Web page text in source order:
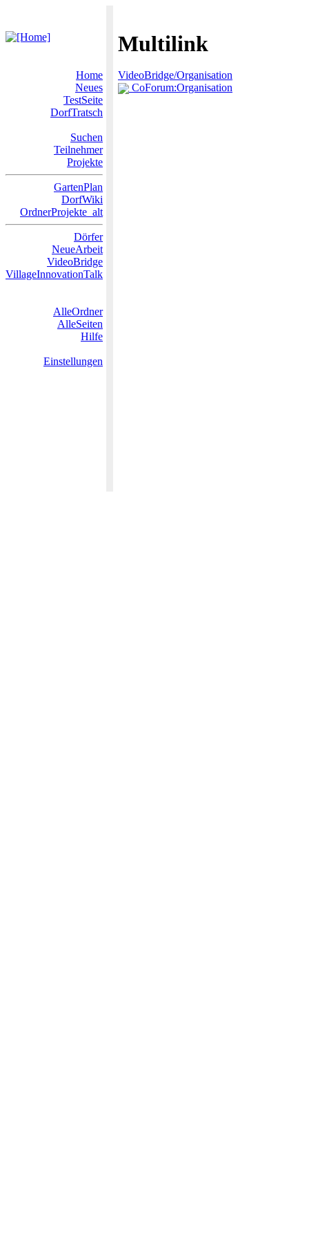
Multilink
Home
Neues
TestSeite
DorfTratsch
Suchen
Teilnehmer
Projekte
GartenPlan
DorfWiki
OrdnerProjekte_alt
Dörfer
NeueArbeit
VideoBridge
VillageInnovationTalk
AlleOrdner
AlleSeiten
Hilfe
Einstellungen
VideoBridge/Organisation
CoForum:Organisation